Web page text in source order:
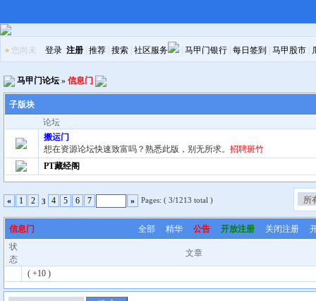
» 您尚未 登录 注册 推荐 搜索 社区服务 马甲门银行 每日签到 马甲股市
马甲门论坛 » 信息门
子版块
论坛
搬运门
想在资源论坛快速致富吗？熟悉此版，别无所求。招聘斑竹
PT藏经阁
« 1 2 3 4 5 6 7 » Pages: ( 3/1213 total )
全部 精华 公告 开放注册 关闭注册
信息门
状
态
文章
( +10 )